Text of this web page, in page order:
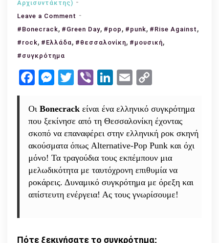
Αρχισυντάκτης)
Leave a Comment on
Bonecrack:
Το
φέρνει
Punk
ακούσματα
και
όχι
μόνο!
#Bonecrack, #Green Day, #pop , #punk, #Rise Against ,
#rock, #Ελλάδα, #θεσσαλονίκη, #μουσική,
#συγκρότημα
Facebook
Messenger
Twitter
ViberLinkedIn
Email
Οι Bonecrackείναι ένα ελληνικό συγκρότημα
που ξεκίνησε από τη Θεσσαλονίκη έχοντας
σκοπό να επαναφέρει στην ελληνική ροκ σκηνή
ακούσματα όπως Alternative-Pop Punk και όχι
μόνο! Τα τραγούδια τους εκπέμπουν μια
μελωδικότητα με ταυτόχρονη επιθυμία να
ροκάρεις. Δυναμικό συγκρότημα με όρεξη και
απίστευτη ενέργεια! Ας τους γνωρίσουμε!
Πότε ξεκινήσατε το συγκρότημα;